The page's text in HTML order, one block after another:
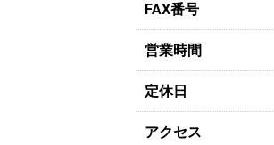
FAX番号
営業時間
定休日
アクセス